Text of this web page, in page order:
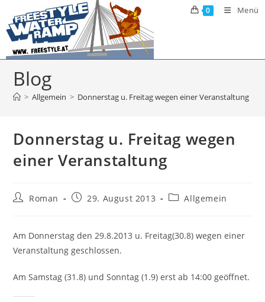
Inhalt
springen
0 Menü
Blog
> Allgemein > Donnerstag u. Freitag wegen einer Veranstaltung
Donnerstag u. Freitag wegen
einer Veranstaltung
Beitrags-
Roman
Beitrag29. August 2013
Beitrags-
Allgemein
Am Donnerstag den 29.8.2013 u. Freitag(30.8) wegen einer
Veranstaltung geschlossen.
Am Samstag (31.8) und Sonntag (1.9) erst ab 14:00 geöffnet.